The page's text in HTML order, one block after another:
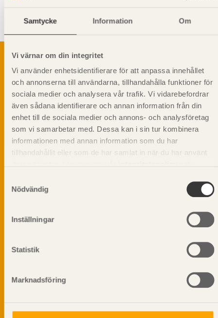
Samtycke Information Om
Vi värnar om din integritet
Vi använder enhetsidentifierare för att anpassa innehållet
och annonserna till användarna, tillhandahålla funktioner för
sociala medier och analysera vår trafik. Vi vidarebefordrar
även sådana identifierare och annan information från din
enhet till de sociala medier och annons- och analysföretag
som vi samarbetar med. Dessa kan i sin tur kombinera
informationen med annan information som du har
tillhandahållit eller som de har samlat in när du har använt
Nödvändig
Inställningar
Statistik
Marknadsföring
Gäller från och med:
2024-08-12
Svenskt Träs Produktkatalog är svensk
sågverksnärings digitala produktkatalog för att
beskriva träprodukter och deras unika
egenskaper.
Dela på